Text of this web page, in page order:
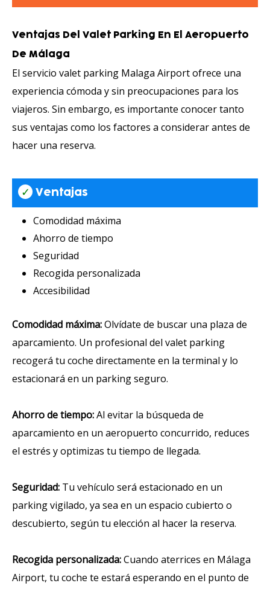
Ventajas Del Valet Parking En El Aeropuerto
De Málaga
El servicio valet parking Malaga Airport ofrece una
experiencia cómoda y sin preocupaciones para los
viajeros. Sin embargo, es importante conocer tanto
sus ventajas como los factores a considerar antes de
hacer una reserva.
✓ Ventajas
Comodidad máxima
Ahorro de tiempo
Seguridad
Recogida personalizada
Accesibilidad
Comodidad máxima:Olvídate de buscar una plaza de
aparcamiento. Un profesional del valet parking
recogerá tu coche directamente en la terminal y lo
estacionará en un parking seguro.
Ahorro de tiempo:Al evitar la búsqueda de
aparcamiento en un aeropuerto concurrido, reduces
el estrés y optimizas tu tiempo de llegada.
Seguridad: Tu vehículo será estacionado en un
parking vigilado, ya sea en un espacio cubierto o
descubierto, según tu elección al hacer la reserva.
Recogida personalizada:Cuando aterrices en Málaga
Airport, tu coche te estará esperando en el punto de